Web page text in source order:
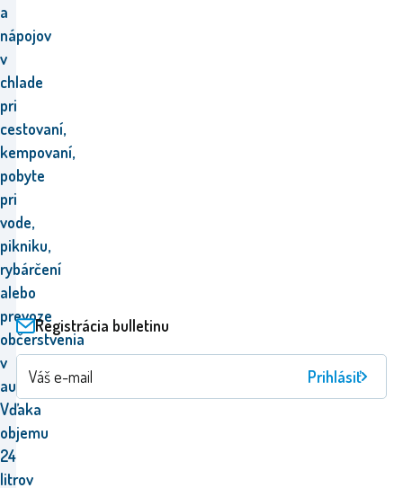
a
nápojov
v
chlade
pri
cestovaní,
kempovaní,
pobyte
pri
vode,
pikniku,
rybárčení
alebo
prevoze
občerstvenia
v
aute.
Vďaka
objemu
24
litrov
Registrácia bulletinu
Prihlásiť